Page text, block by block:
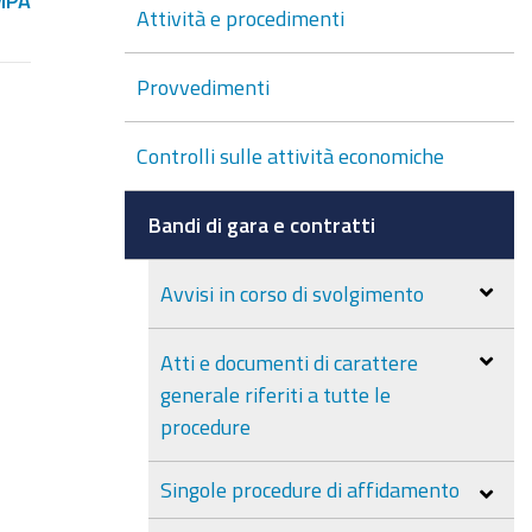
Attività e procedimenti
Provvedimenti
Controlli sulle attività economiche
Bandi di gara e contratti
Avvisi in corso di svolgimento
Atti e documenti di carattere
generale riferiti a tutte le
procedure
Singole procedure di affidamento